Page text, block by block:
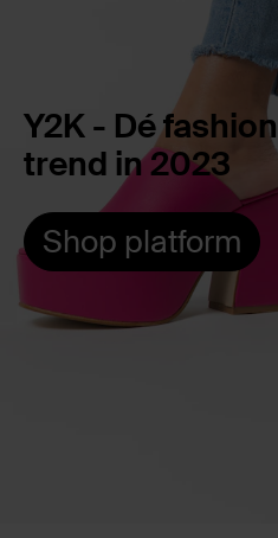
Y2K - Dé fashion
trend in 2023
Shop platform